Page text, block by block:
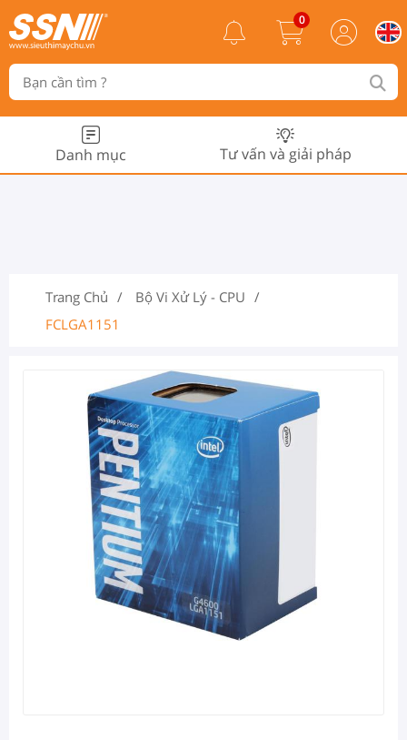
0
Danh mục Tư vấn và giải pháp
Trang Chủ
Bộ Vi Xử Lý - CPU
FCLGA1151